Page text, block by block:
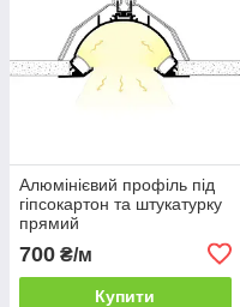
Алюмінієвий профіль під
гіпсокартон та штукатурку
прямий
700 ₴/м
Купити